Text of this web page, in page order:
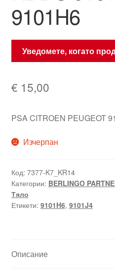
9101H6
Уведомете, когато
€ 15,00
PSA CITROEN PEUGEOT
Изчерпан
Код: 7377-K7_KR14
Категории: BERLINGO
Тяло
Етикети: 9101H6, 9101J4
Описание